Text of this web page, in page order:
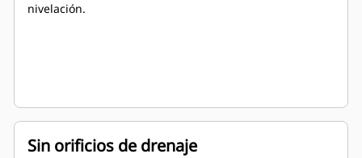
nivelación.
Sin orificios de drenaje